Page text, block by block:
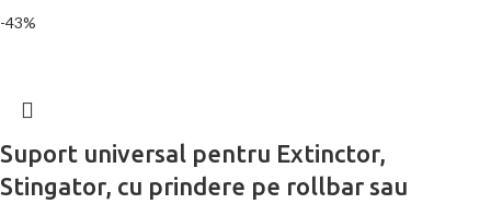
-43%
Suport universal pentru Extinctor,
Stingator, cu prindere pe rollbar sau